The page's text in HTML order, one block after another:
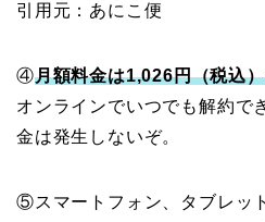
引用元：あにこ便
④月額料金は1,026円（税込
オンラインでいつでも解約で
金は発生しないぞ。
⑤スマートフォン、タブレッ